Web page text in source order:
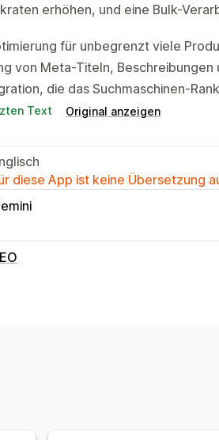
erhöhen, und eine Bulk-
für unbegrenzt viele
von Meta-Titeln, Beschreibungen
die das Suchmaschinen-
Text Original anzeigen
diese App ist keine Übersetzung